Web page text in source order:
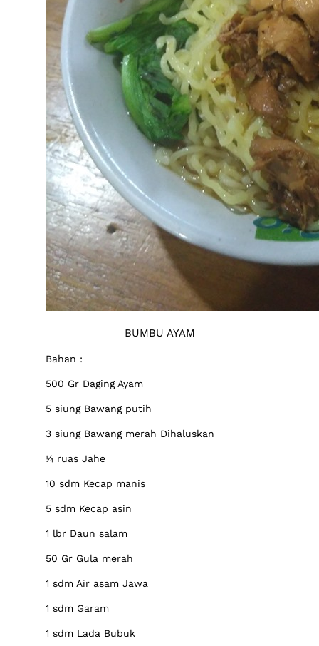
BUMBU AYAM
Bahan :
500 Gr Daging Ayam
5 siung Bawang putih
3 siung Bawang merah Dihaluskan
¼ ruas Jahe
10 sdm Kecap manis
5 sdm Kecap asin
1 lbr Daun salam
50 Gr Gula merah
1 sdm Air asam Jawa
1 sdm Garam
1 sdm Lada Bubuk